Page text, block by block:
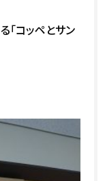
「コッペとサン